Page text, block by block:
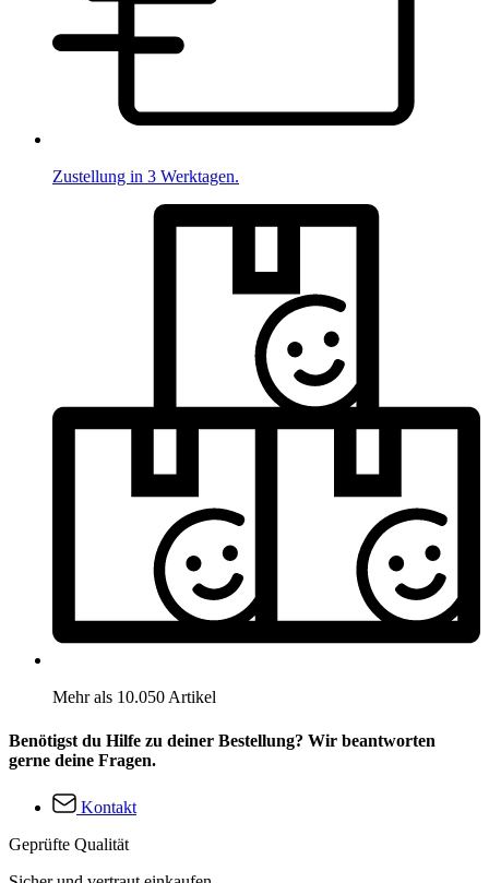
Zustellung in 3 Werktagen.
Mehr als 10.050 Artikel
Benötigst du Hilfe zu deiner Bestellung? Wir beantworten
gerne deine Fragen.
Kontakt
Geprüfte Qualität